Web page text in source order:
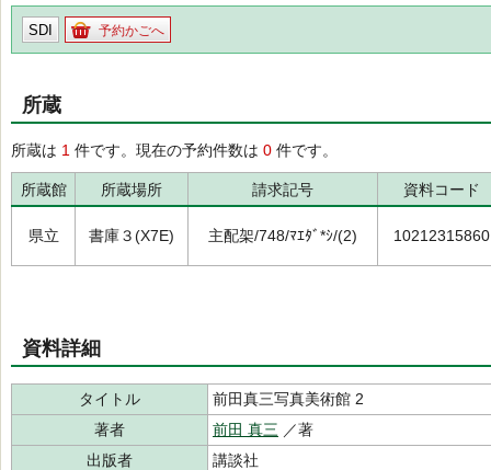
SDI 予約かごへ
所蔵
所蔵は 1 件です。現在の予約件数は 0 件です。
所蔵館 所蔵場所 請求記号 資料コード
県立 書庫３(X7E) 主配架/748/ﾏｴﾀﾞ*ｼ/(2) 10212315860
資料詳細
タイトル
前田真三写真美術館 2
著者
前田 真三 ／著
出版者
講談社